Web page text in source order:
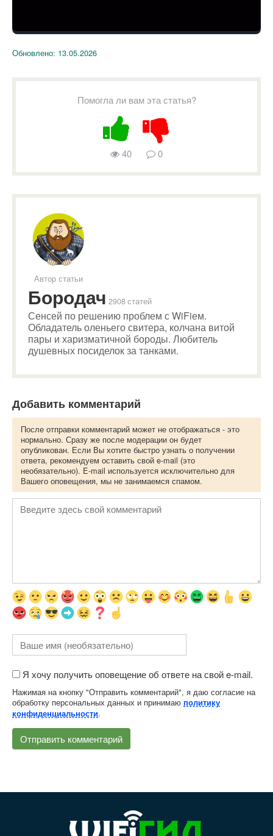
Обновлено: 13.05.2026
Помогла ли вам эта статья?
40 0
Автор статьи
Бородач 2908 статей
Сенсей по решению проблем с WiFiем.
Обладатель оленьего свитера, колчана витой
пары и харизматичной бороды. Любитель
душевных посиделок за танками.
Добавить комментарий
После отправки комментарий может не отображаться - это
нормально. Сразу же после модерации он будет
опубликован. Если Вы хотите быстро узнать о получении
ответа, рекомендуем оставить свой e-mail (это
необязательно). E-mail используется исключительно для
Вашего оповещения, мы не занимаемся спамом.
Я хочу получить оповещение об ответе на свой e-mail.
Нажимая на кнопку "Отправить комментарий", я даю согласие на
обработку персональных данных и принимаю политику
конфиденциальности.